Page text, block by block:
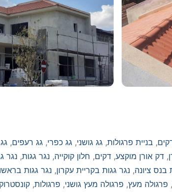
, בניית פרגולות, גג גושני, גג כפרי, גג רעפים,
, דק אורן מוקצע, דקים, חלון קוקייה, נגר גגות, נגר
בנס ציונה, נגר גגות בקריית עקרון, נגר גגות
, פרגולה מעץ, פרגולה מעץ גושני, פרגולות,